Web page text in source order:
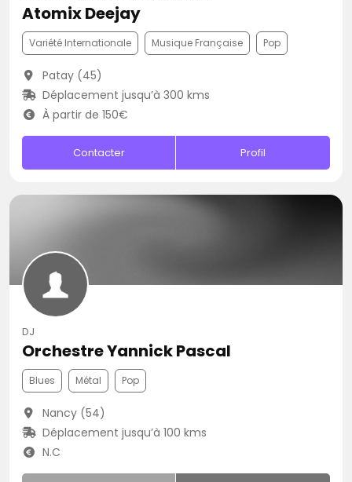
Atomix Deejay
Variété Internationale Musique Française Pop
Patay (45)
Déplacement jusqu’à 300 kms
À partir de 150€
Contacter Profil
DJ
Orchestre Yannick Pascal
Blues Métal Pop
Nancy (54)
Déplacement jusqu’à 100 kms
N.C